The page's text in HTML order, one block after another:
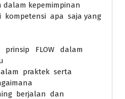
dalam kepemimpinan
kompetensi apa saja yang
prinsip FLOW dalam
praktek serta
berjalan dan